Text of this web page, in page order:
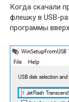
Когда скачали
флешку в USB-
программы